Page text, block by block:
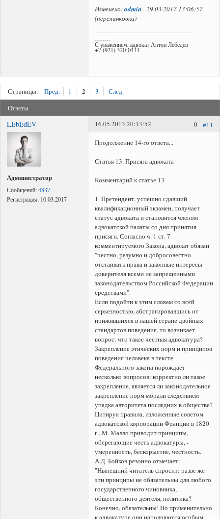
Изменено:admin- 29.03.2017 13:06:57
(перелинковка)
--------
С уважением, адвокат Антон Лебедев
+7 (921) 320-0433
Страницы: Пред. 1 2 3
След.
Ответы
LEbEdEV
Администратор
Сообщений:4837
Регистрация: 10.03.2017
#11
0
16.05.2013 20:13:52
Продолжение 14-го ответа...
Статья 13. Присяга адвоката
Комментарий к статье 13
1. Претендент, успешно сдавший
квалификационный экзамен, получает
статус адвоката и становится членом
адвокатской палаты со дня принятия
присяги. Согласно ч. 1 ст. 7
комментируемого Закона, адвокат обязан
"честно, разумно и добросовестно
отстаивать права и законные интересы
доверителя всеми не запрещенными
законодательством Российской Федерации
средствами".
Если подойти к этим словам со всей
серьезностью, абстрагировавшись от
прижившихся в нашей стране двойных
стандартов поведения, то возникает
вопрос: что такое честная адвокатура?
Закрепление этических норм и принципов
поведения человека в тексте
Федерального закона порождает
несколько вопросов: корректно ли такое
закрепление, является ли законодательное
закрепление норм морали следствием
упадка авторитета последних в обществе?
Цитируя правила, изложенные советом
адвокатской корпорации Франции в 1820
г., М. Малло приводит принципы,
оберегающие честь адвокатуры, -
умеренность, бескорыстие, честность.
А.Д. Бойков резонно отмечает:
"Нынешний читатель спросит: разве же
эти принципы не обязательны для любого
государственного чиновника,
общественного деятеля, политика?
Конечно, обязательны! Но применительно
к адвокатуре они наполняются особым